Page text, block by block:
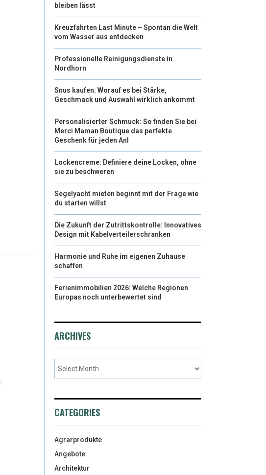
bleiben lässt
Kreuzfahrten Last Minute – Spontan die Welt
vom Wasser aus entdecken
Professionelle Reinigungsdienste in
Nordhorn
Snus kaufen: Worauf es bei Stärke,
Geschmack und Auswahl wirklich ankommt
Personalisierter Schmuck: So finden Sie bei
Merci Maman Boutique das perfekte
Geschenk für jeden Anl
Lockencreme: Definiere deine Locken, ohne
sie zu beschweren
Segelyacht mieten beginnt mit der Frage wie
du starten willst
Die Zukunft der Zutrittskontrolle: Innovatives
Design mit Kabelverteilerschranken
Harmonie und Ruhe im eigenen Zuhause
schaffen
Ferienimmobilien 2026: Welche Regionen
Europas noch unterbewertet sind
ARCHIVES
CATEGORIES
Agrarprodukte
Angebote
Architektur